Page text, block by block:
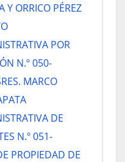
Y ORRICO PÉREZ
POR
N.º 050-
MARCO
DE
N.º 051-
PROPIEDAD DE